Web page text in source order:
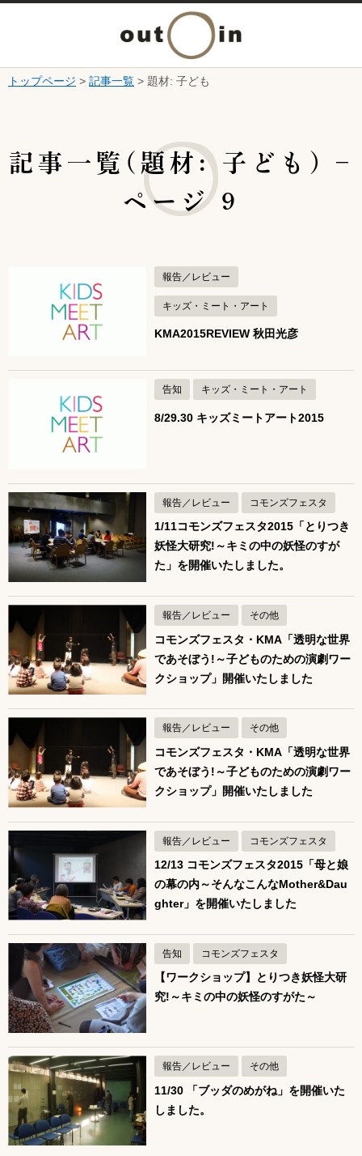
本文へ
ニ
ー
トップページ > 記事一覧 > 題材: 子ども
記事一覧(題材: 子ども) –
ページ 9
報告／レビュー
キッズ・ミート・アート
KMA2015REVIEW 秋田光彦
告知 キッズ・ミート・アート
8/29.30 キッズミートアート2015
報告／レビュー コモンズフェスタ
1/11コモンズフェスタ2015「とりつき
妖怪大研究!～キミの中の妖怪のすが
た」を開催いたしました。
報告／レビュー その他
コモンズフェスタ・KMA「透明な世界
であそぼう!～子どものための演劇ワー
クショップ」開催いたしました
報告／レビュー その他
コモンズフェスタ・KMA「透明な世界
であそぼう!～子どものための演劇ワー
クショップ」開催いたしました
報告／レビュー コモンズフェスタ
12/13 コモンズフェスタ2015「母と娘
の幕の内～そんなこんなMother&Dau
ghter」を開催いたしました
告知 コモンズフェスタ
【ワークショップ】とりつき妖怪大研
究!～キミの中の妖怪のすがた～
報告／レビュー その他
11/30 「ブッダのめがね」を開催いた
しました。